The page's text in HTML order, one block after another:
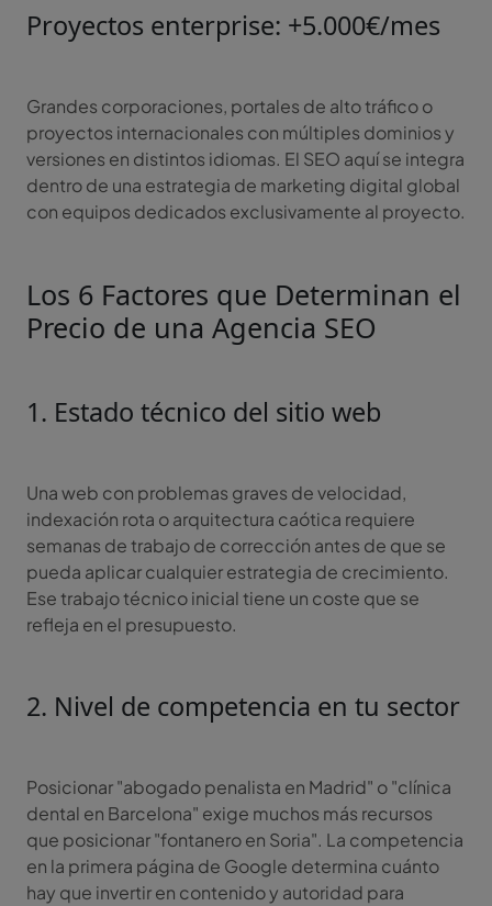
Proyectos enterprise: +5.000€/mes
Grandes corporaciones, portales de alto tráfico o
proyectos internacionales con múltiples dominios y
versiones en distintos idiomas. El SEO aquí se integra
dentro de una estrategia de marketing digital global
con equipos dedicados exclusivamente al proyecto.
Los 6 Factores que Determinan el
Precio de una Agencia SEO
1. Estado técnico del sitio web
Una web con problemas graves de velocidad,
indexación rota o arquitectura caótica requiere
semanas de trabajo de corrección antes de que se
pueda aplicar cualquier estrategia de crecimiento.
Ese trabajo técnico inicial tiene un coste que se
refleja en el presupuesto.
2. Nivel de competencia en tu sector
Posicionar "abogado penalista en Madrid" o "clínica
dental en Barcelona" exige muchos más recursos
que posicionar "fontanero en Soria". La competencia
en la primera página de Google determina cuánto
hay que invertir en contenido y autoridad para